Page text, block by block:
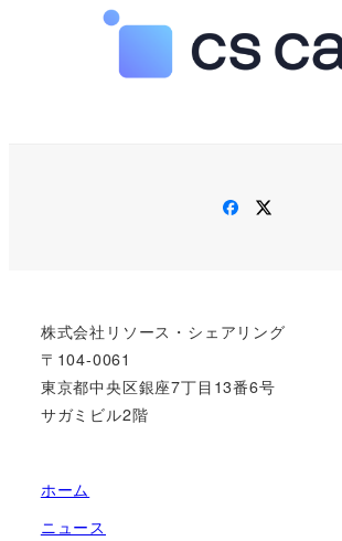
Facebook
株式会社リソース・シェアリング
〒104-0061
東京都中央区銀座7丁目13番6号
サガミビル2階
ホーム
ニュース